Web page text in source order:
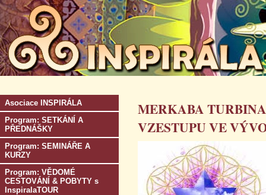
Asociace INSPIRÁLA
Program: SETKÁNÍ A
PŘEDNÁŠKY
Program: SEMINÁŘE A
KURZY
Program: VĚDOMÉ
CESTOVÁNÍ & POBYTY s
InspiralaTOUR
MERKABA
VZESTUPU VE